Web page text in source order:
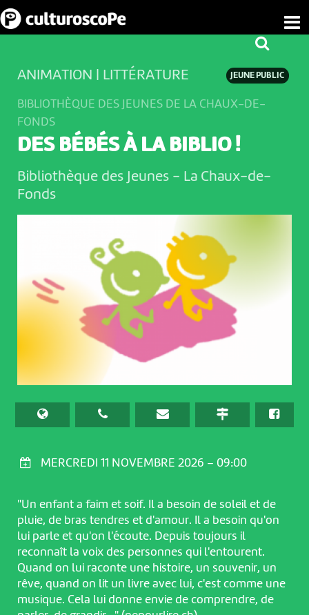
MERCREDI 11 NOVEMBRE 2026 – 09:00
JEUNE PUBLIC
ANIMATION | LITTÉRATURE
BIBLIOTHÈQUE DES JEUNES DE LA CHAUX-DE-
FONDS
DES BÉBÉS À LA BIBLIO !
Bibliothèque des Jeunes - La Chaux-de-
Fonds
"Un enfant a faim et soif. Il a besoin de soleil et de
pluie, de bras tendres et d'amour. Il a besoin qu'on
lui parle et qu'on l'écoute. Depuis toujours il
reconnaît la voix des personnes qui l'entourent.
Quand on lui raconte une histoire, un souvenir, un
rêve, quand on lit un livre avec lui, c'est comme une
musique. Cela lui donne envie de comprendre, de